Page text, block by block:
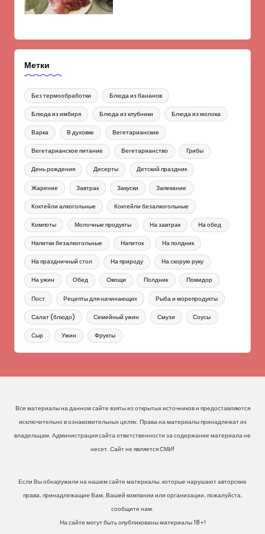
Метки
Без термообработки Блюда из бананов
Блюда из имбиря Блюда из клубники Блюда из молока
Варка В духовке Вегетарианские
Вегетарианское питание Вегетарианство Грибы
День рождения Десерты Детский праздник
Жарение Завтрак Закуски Запекание
Коктейли алкогольные Коктейли безалкогольные
Компоты Молочные продукты На завтрак На обед
Напитки безалкогольные Напиток На полдник
На праздничный стол На природу На скорую руку
На ужин Обед Овощи Полдник Помидор
Пост Рецепты для начинающих Рыба и морепродукты
Салат (блюдо) Семейный ужин Смузи Соусы
Сыр Ужин Фрукты
Все материалы на данном сайте взяты из открытых источников и предоставляются
исключительно в ознакомительных целях. Права на материалы принадлежат их
владельцам. Администрация сайта ответственности за содержание материала не
несет. Сайт не является СМИ!
Если Вы обнаружили на нашем сайте материалы, которые нарушают авторские
права, принадлежащие Вам, Вашей компании или организации, пожалуйста,
сообщите нам.
На сайте могут быть опубликованы материалы 18+!